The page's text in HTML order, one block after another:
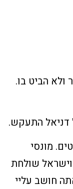
ולא הביט בו.
דניאל התעקש.
מונסי
שולחת
חושב עליי